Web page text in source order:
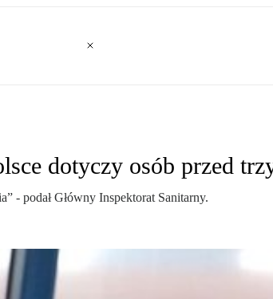
dotyczy osób przed
- podał Główny Inspektorat Sanitarny.